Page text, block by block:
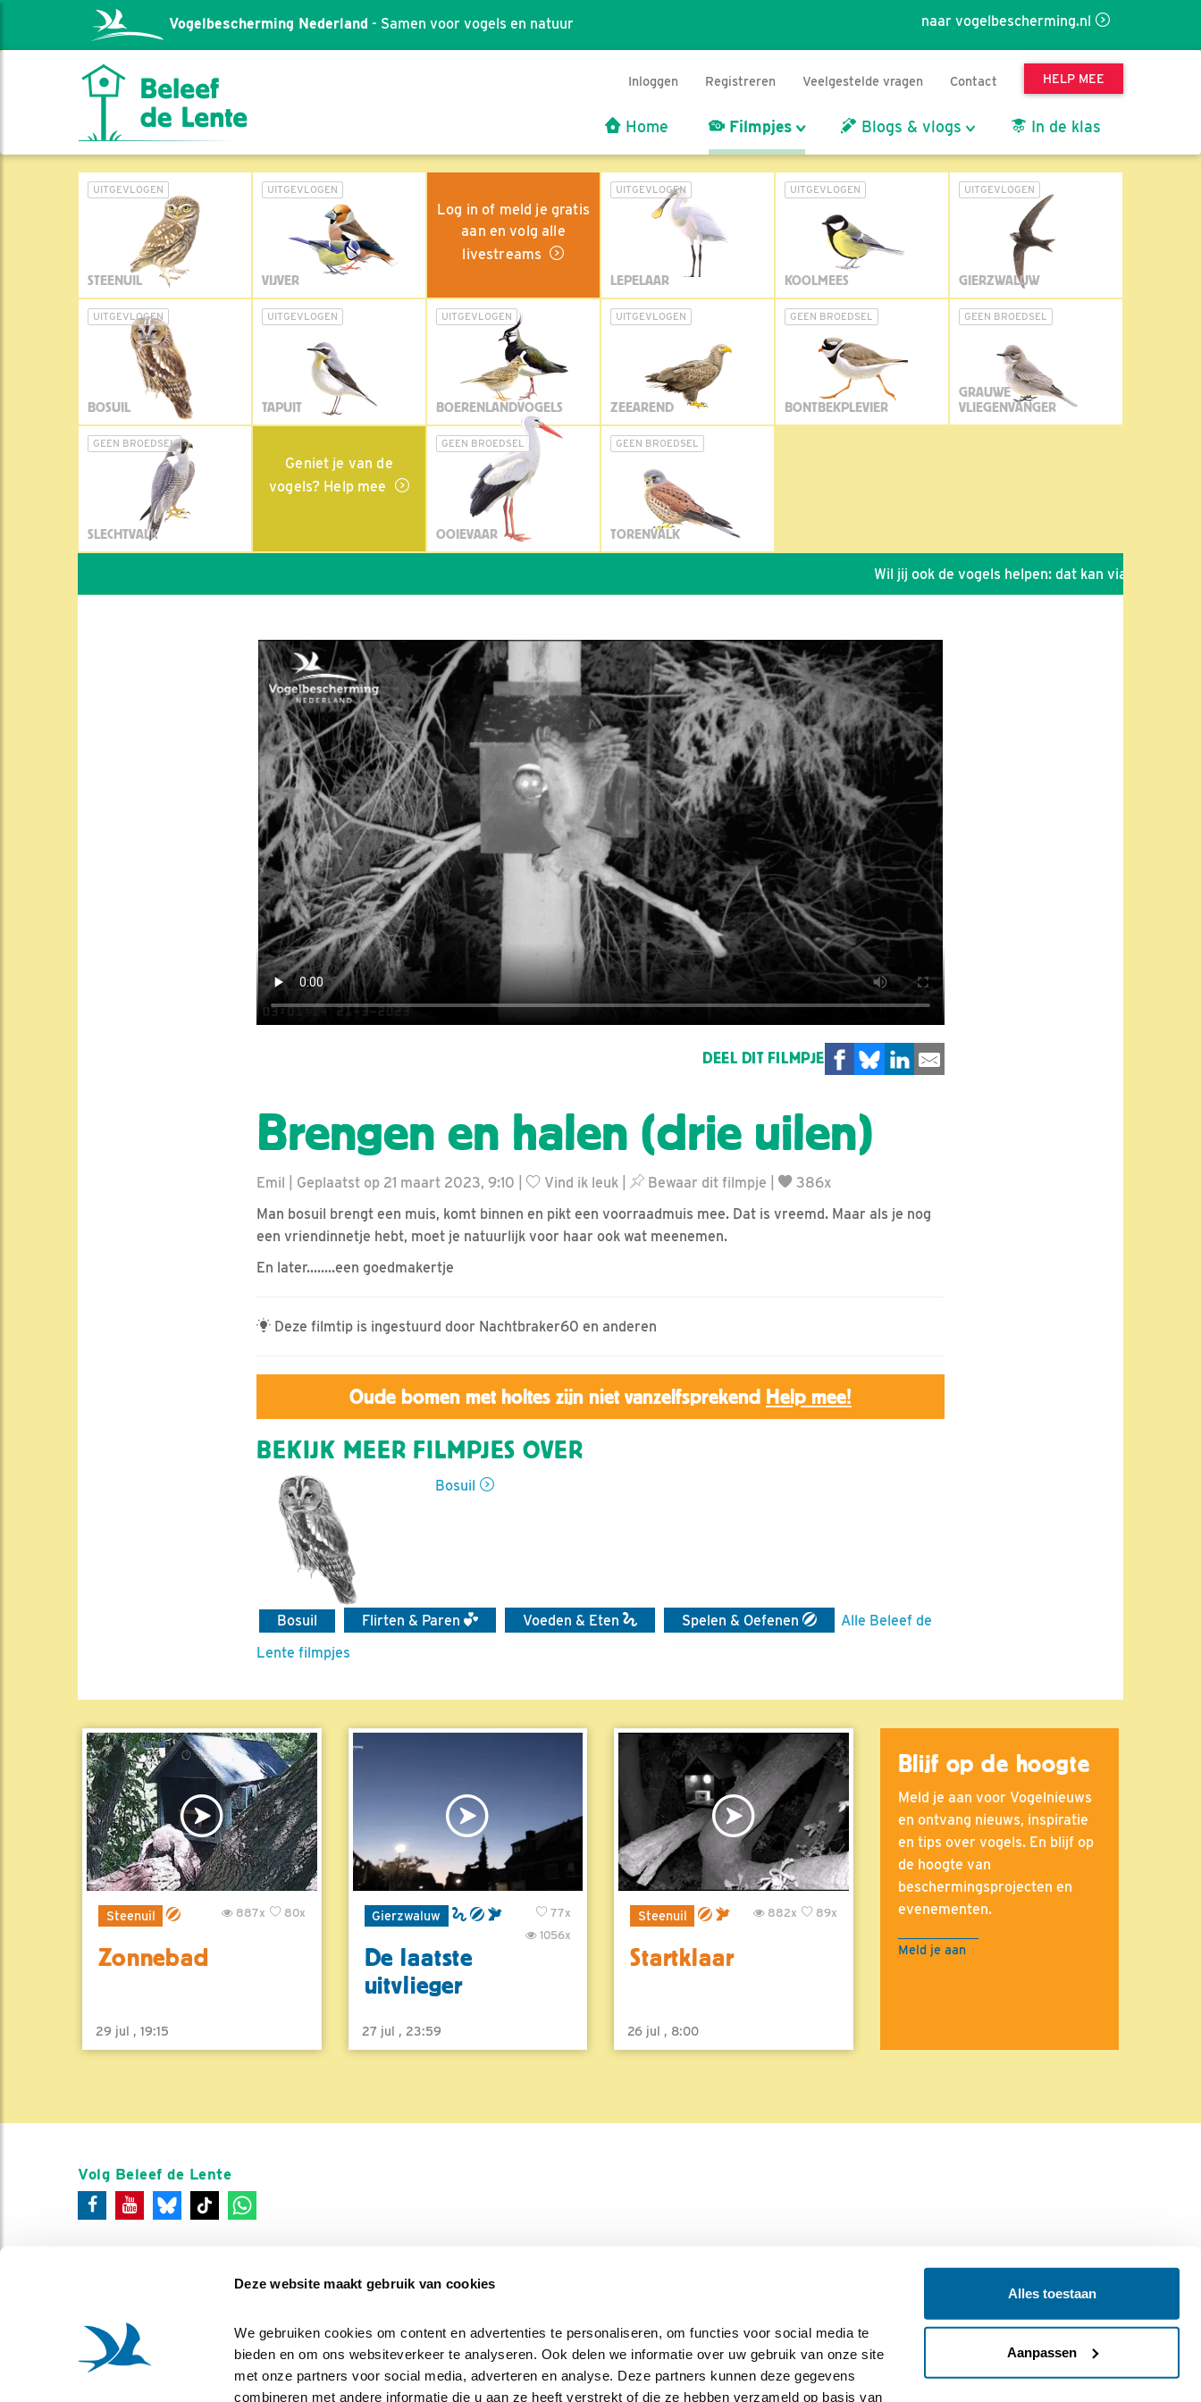
Deze website maakt gebruik van cookies
We gebruiken cookies om content en advertenties te personaliseren, om functies voor social media te
bieden en om ons websiteverkeer te analyseren. Ook delen we informatie over uw gebruik van onze site
met onze partners voor social media, adverteren en analyse. Deze partners kunnen deze gegevens
combineren met andere informatie die u aan ze heeft verstrekt of die ze hebben verzameld op basis van
Alles toestaan
Aanpassen
naar vogelbescherming.nl
Vogelbescherming Nederland - Samen voor vogels en natuur
Inloggen Registreren Veelgestelde vragen Contact HELP MEE
Home Filmpjes Blogs & vlogs In de klas
UITGEVLOGEN
STEENUIL
UITGEVLOGEN
VIJVER
Log in of meld je gratis
aan en volg alle
livestreams
UITGEVLOGEN
LEPELAAR
UITGEVLOGEN
KOOLMEES
UITGEVLOGEN
GIERZWALUW
UITGEVLOGEN
BOSUIL
UITGEVLOGEN
TAPUIT
UITGEVLOGEN
BOERENLANDVOGELS
UITGEVLOGEN
ZEEAREND
GEEN BROEDSEL
BONTBEKPLEVIER
GEEN BROEDSEL
GRAUWE
VLIEGENVANGER
GEEN BROEDSEL
SLECHTVALK
Geniet je van de
vogels? Help mee
GEEN BROEDSEL
OOIEVAAR
GEEN BROEDSEL
TORENVALK
Wil jij ook de vogels helpen: dat kan via de link!
DEEL DIT FILMPJE
Brengen en halen (drie uilen)
Emil | Geplaatst op 21 maart 2023, 9:10 | Vind ik leuk Bewaar dit filmpje
386x
Man bosuil brengt een muis, komt binnen en pikt een voorraadmuis mee. Dat is vreemd. Maar als je nog
een vriendinnetje hebt, moet je natuurlijk voor haar ook wat meenemen.
En later........een goedmakertje
Deze filmtip is ingestuurd door Nachtbraker60 en anderen
Oude bomen met holtes zijn niet vanzelfsprekend Help mee!
BEKIJK MEER FILMPJES OVER
Bosuil
Bosuil Flirten & Paren Voeden & Eten Spelen & Oefenen
Alle Beleef de
Lente filmpjes
Steenuil 80x
887x
Zonnebad
29 jul , 19:15
Gierzwaluw
77x
1056x
De laatste
uitvlieger
27 jul , 23:59
Steenuil 89x
882x
Startklaar
26 jul , 8:00
Blijf op de hoogte
Meld je aan voor Vogelnieuws
en ontvang nieuws, inspiratie
en tips over vogels. En blijf op
de hoogte van
beschermingsprojecten en
evenementen.
Meld je aan
Volg Beleef de Lente
Colofon